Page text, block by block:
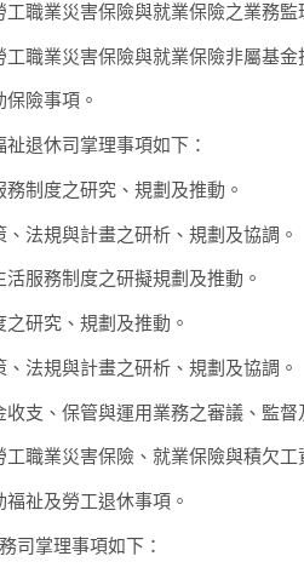
工職業災害保險與就業保險之業務監
工職業災害保險與就業保險非屬基金
險事項。
退休司掌理事項如下：
務制度之研究、規劃及推動。
、法規與計畫之研析、規劃及協調。
活服務制度之研擬規劃及推動。
之研究、規劃及推動。
、法規與計畫之研析、規劃及協調。
收支、保管與運用業務之審議、監督
工職業災害保險、就業保險與積欠
祉及勞工退休事項。
掌理事項如下：